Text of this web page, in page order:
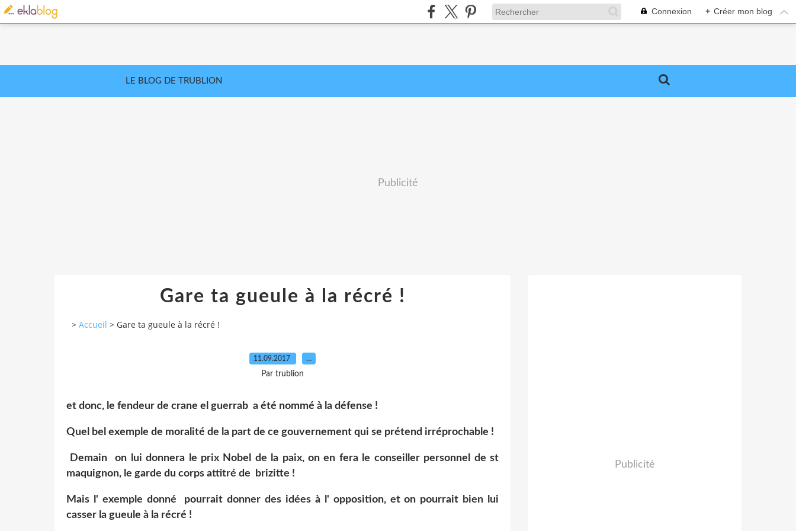
Connexion + Créer mon blog
LE BLOG DE TRUBLION
Publicité
Gare ta gueule à la récré !
> Accueil > Gare ta gueule à la récré !
11.09.2017 …
Par trublion
et donc, le fendeur de crane el guerrab a été nommé à la défense !
Quel bel exemple de moralité de la part de ce gouvernement qui se prétend irréprochable !
Demain on lui donnera le prix Nobel de la paix, on en fera le conseiller personnel de st
maquignon, le garde du corps attitré de brizitte !
Mais l' exemple donné pourrait donner des idées à l' opposition, et on pourrait bien lui
casser la gueule à la récré !
Publicité